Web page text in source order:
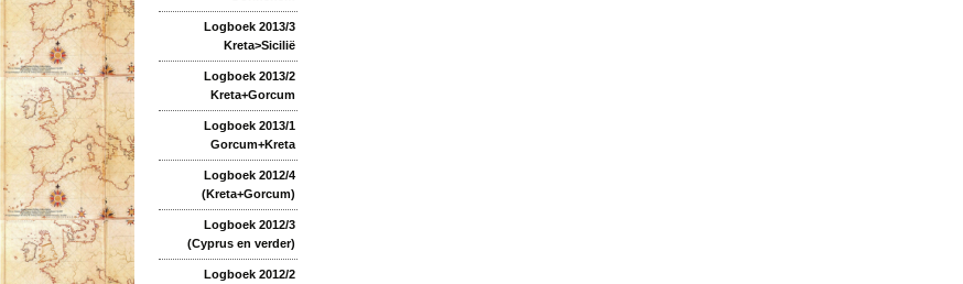
Logboek 2013/3
Kreta>Sicilië
Logboek 2013/2
Kreta+Gorcum
Logboek 2013/1
Gorcum+Kreta
Logboek 2012/4
(Kreta+Gorcum)
Logboek 2012/3
(Cyprus en verder)
Logboek 2012/2